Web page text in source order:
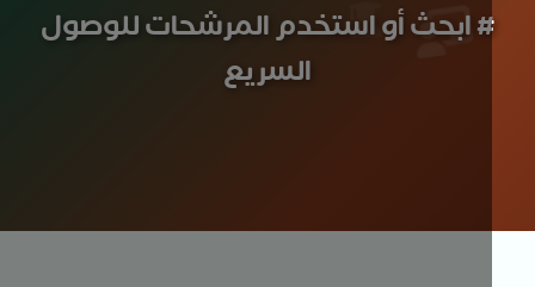
ابحث أو استخدم المرشحات للوصول
السريع